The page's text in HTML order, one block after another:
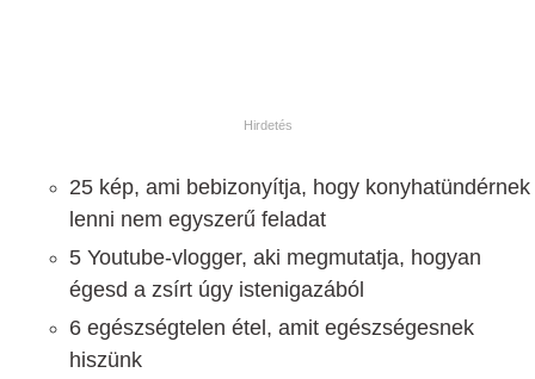
25 kép, ami bebizonyítja, hogy konyhatündérnek
lenni nem egyszerű feladat
5 Youtube-vlogger, aki megmutatja, hogyan
égesd a zsírt úgy istenigazából
6 egészségtelen étel, amit egészségesnek
hiszünk